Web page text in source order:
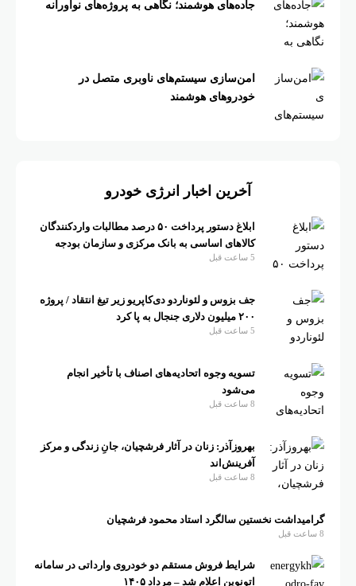
جاده‌های هوشمند؛ نگاهی به پروژه‌های نوآورانه
امن‌سازی سیستم‌های ناوبری متصل در
خودروهای هوشمند
آخرین اخبار انرژی خودرو
ابلاغ دستور پرداخت ۵۰ درصد مطالبات واردکنندگان
کالاهای اساسی به بانک مرکزی و سازمان بودجه
جف بزوس و لئوناردو دی‌کاپریو زیر تیغ انتقاد / پروژه
تسویه وجوه اتحادیه‌های اصناف با تأخیر انجام
می‌شود
بهروزآذر: زنان در آثار فرشچیان، جانِ زندگی و مرکز
آفرینش‌اند
گرامیداشت نخستین سالگرد استاد محمود فرشچیان
شرایط فروش مستقم دو خودروی وارداتی در سامانه
اتونوین اعلام شد – مرداد ۱۴۰۵